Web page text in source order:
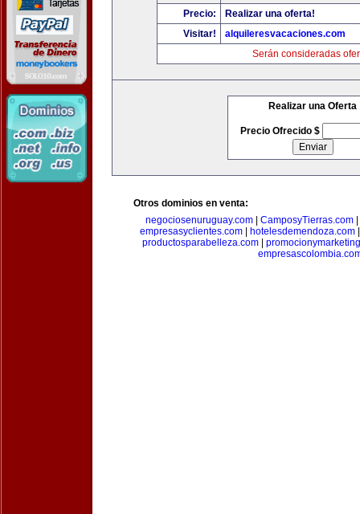
Precio:
Realizar una oferta!
Visitar!
alquileresvacaciones.com
Serán consideradas
Realizar una Oferta
Precio Ofrecido $
Otros dominios en venta:
negociosenuruguay.com
CamposyTierras.com
empresasyclientes.com
hotelesdemendoza.com
productosparabelleza.com